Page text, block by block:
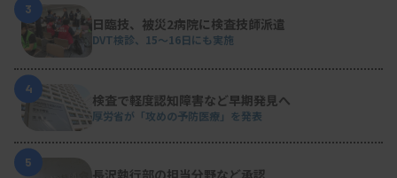
3
日臨技、被災2病院に検査技師派遣
DVT検診、15～16日にも実施
4
検査で軽度認知障害など早期発見へ
厚労省が「攻めの予防医療」を発表
5
長沢執行部の担当分野など承認